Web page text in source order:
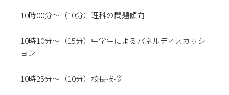
10時00分～（10分）理科の問題傾向
10時10分～（15分）中学生によるパネルディスカッシ
ョン
10時25分～（10分）校長挨拶